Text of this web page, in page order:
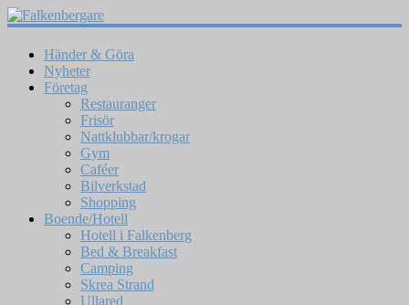
Händer & Göra
Nyheter
Företag
Restauranger
Frisör
Nattklubbar/krogar
Gym
Caféer
Bilverkstad
Shopping
Boende/Hotell
Hotell i Falkenberg
Bed & Breakfast
Camping
Skrea Strand
Ullared